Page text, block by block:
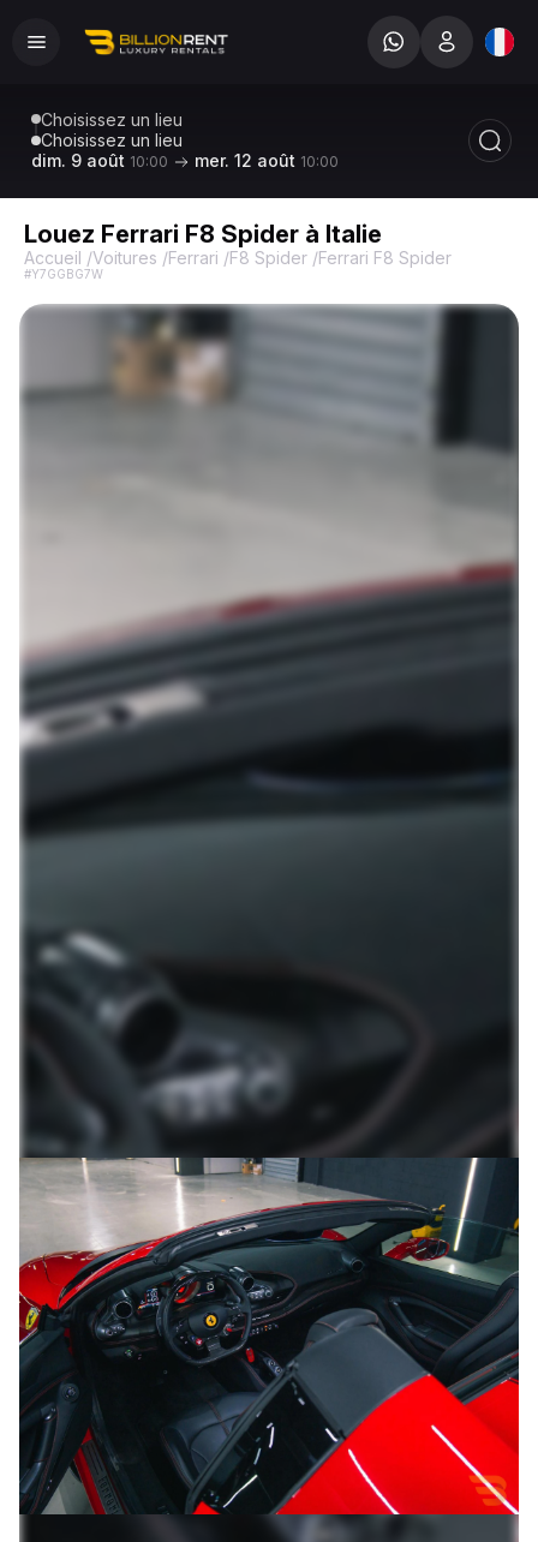
Choisissez un lieu
Choisissez un lieu
dim. 9 août 10:00 mer. 12 août 10:00
Louez Ferrari F8 Spider à Italie
Accueil /Voitures /Ferrari /F8 Spider /Ferrari F8 Spider
#Y7GGBG7W